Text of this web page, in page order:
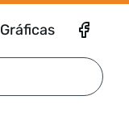
Gráficas